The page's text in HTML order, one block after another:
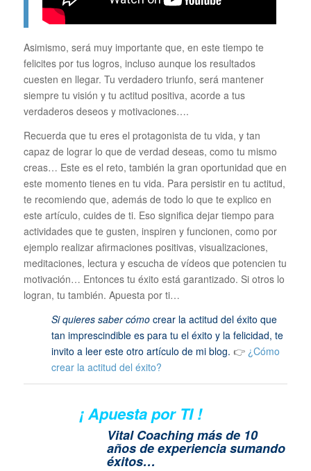
Asimismo, será muy importante que, en este tiempo te
felicites por tus logros, incluso aunque los resultados
cuesten en llegar. Tu verdadero triunfo, será mantener
siempre tu visión y tu actitud positiva, acorde a tus
verdaderos deseos y motivaciones….
Recuerda que tu eres el protagonista de tu vida, y tan
capaz de lograr lo que de verdad deseas, como tu mismo
creas… Este es el reto, también la gran oportunidad que en
este momento tienes en tu vida. Para persistir en tu actitud,
te recomiendo que, además de todo lo que te explico en
este artículo, cuides de ti. Eso significa dejar tiempo para
actividades que te gusten, inspiren y funcionen, como por
ejemplo realizar afirmaciones positivas, visualizaciones,
meditaciones, lectura y escucha de vídeos que potencien tu
motivación… Entonces tu éxito está garantizado. Si otros lo
logran, tu también. Apuesta por ti…
Si quieres saber cómocrear la actitud del éxito que
tan imprescindible es para tu el éxito y la felicidad, te
invito a leer este otro artículo de mi blog. 👉 ¿Cómo
crear la actitud del éxito?
¡ Apuesta por TI !
Vital Coaching más de 10
años de experiencia sumando
éxitos…